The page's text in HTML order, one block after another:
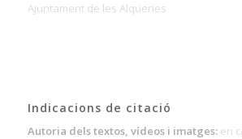
Ajuntament de les Alqueries
Indicacions de citació
Autoria dels textos, vídeos i imatges:en